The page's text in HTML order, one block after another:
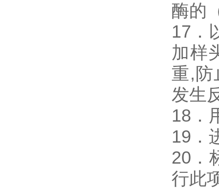
酶的
17．
加样
重,防
发生
18．
19．
20．
行此